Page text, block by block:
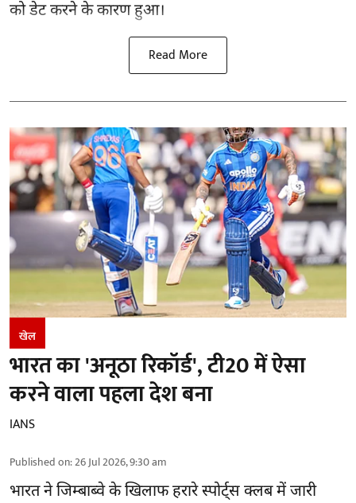
को डेट करने के कारण हुआ।
Read More
खेल
भारत का 'अनूठा रिकॉर्ड', टी20 में ऐसा
करने वाला पहला देश बना
IANS
Published on:26 Jul 2026, 9:30 am
भारत ने जिम्बाब्वे के खिलाफ हरारे स्पोर्ट्स क्लब में जारी